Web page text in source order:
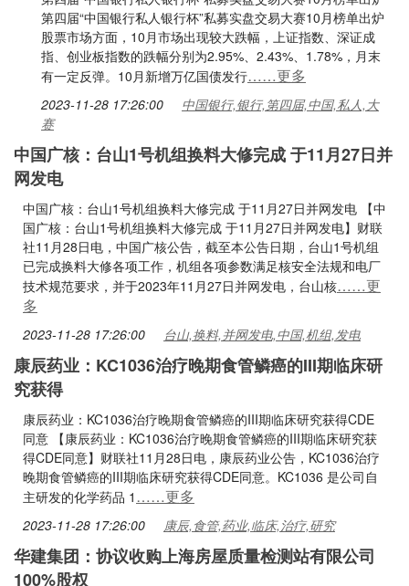
第四届“中国银行私人银行杯”私募实盘交易大赛10月榜单出炉
股票市场方面，10月市场出现较大跌幅，上证指数、深证成
指、创业板指数的跌幅分别为2.95%、2.43%、1.78%，月末
有一定反弹。10月新增万亿国债发行……更多
2023-11-28 17:26:00
中国银行,银行,第四届,中国,私人,大
赛
中国广核：台山1号机组换料大修完成 于11月27日并
网发电
中国广核：台山1号机组换料大修完成 于11月27日并网发电 【中
国广核：台山1号机组换料大修完成 于11月27日并网发电】财联
社11月28日电，中国广核公告，截至本公告日期，台山1号机组
已完成换料大修各项工作，机组各项参数满足核安全法规和电厂
技术规范要求，并于2023年11月27日并网发电，台山核……更
多
2023-11-28 17:26:00 台山,换料,并网发电,中国,机组,发电
康辰药业：KC1036治疗晚期食管鳞癌的III期临床研
究获得
康辰药业：KC1036治疗晚期食管鳞癌的III期临床研究获得CDE
同意 【康辰药业：KC1036治疗晚期食管鳞癌的III期临床研究获
得CDE同意】财联社11月28日电，康辰药业公告，KC1036治疗
晚期食管鳞癌的III期临床研究获得CDE同意。KC1036 是公司自
主研发的化学药品 1 ……更多
2023-11-28 17:26:00 康辰,食管,药业,临床,治疗,研究
华建集团：协议收购上海房屋质量检测站有限公司
100%股权